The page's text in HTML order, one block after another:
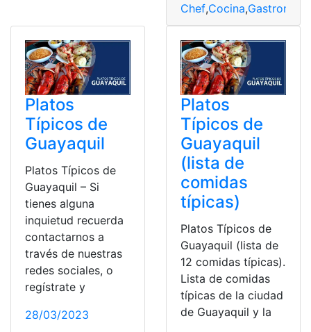
Chef,Cocina,
Platos
Típicos de
Guayaquil
Platos Típicos de
Guayaquil – Si
tienes alguna
inquietud recuerda
contactarnos a
través de nuestras
redes sociales, o
regístrate y
28/03/2023
Platos
Típicos de
Guayaquil
(lista de
comidas
típicas)
Platos Típicos de
Guayaquil (lista de
12 comidas típicas).
Lista de comidas
típicas de la ciudad
de Guayaquil y la